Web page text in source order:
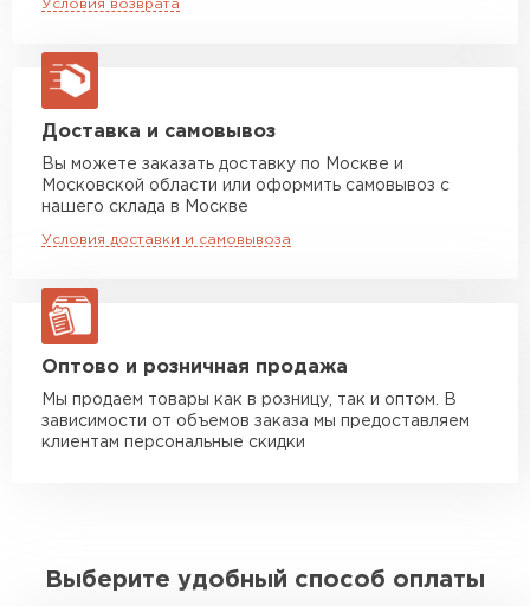
макс. длина груза 13,5 м
Манипулятор до 5 тн
макс. длина груза 6 м
Манипулятор до 10 тн
макс. длина груза 8 м
Манипулятор до 20 тн
Условия возврата
Доставка и самовывоз
Вы можете заказать доставку по Москве и
Московской области или оформить самовывоз с
нашего склада в Москве
Условия доставки и самовывоза
Оптово и розничная продажа
Мы продаем товары как в розницу, так и оптом. В
зависимости от объемов заказа мы предоставляем
клиентам персональные скидки
Выберите удобный способ оплаты